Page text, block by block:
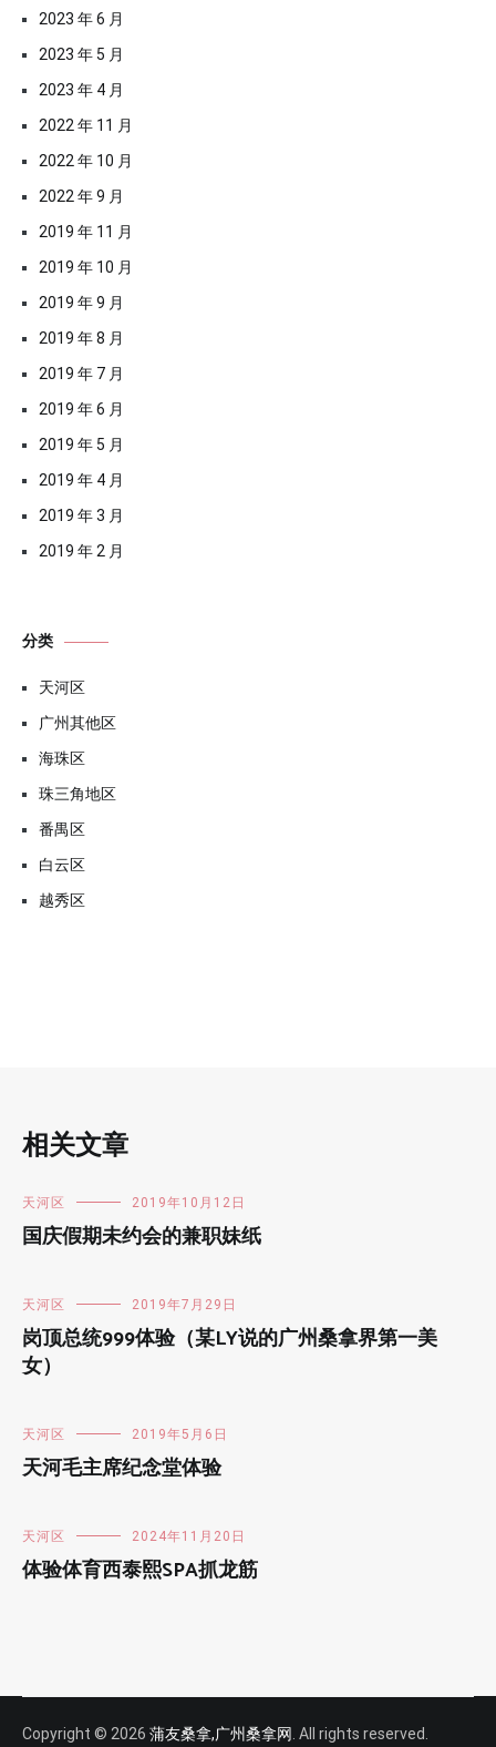
2023 年 6 月
2023 年 5 月
2023 年 4 月
2022 年 11 月
2022 年 10 月
2022 年 9 月
2019 年 11 月
2019 年 10 月
2019 年 9 月
2019 年 8 月
2019 年 7 月
2019 年 6 月
2019 年 5 月
2019 年 4 月
2019 年 3 月
2019 年 2 月
分类
天河区
广州其他区
海珠区
珠三角地区
番禺区
白云区
越秀区
相关文章
天河区 2019年10月12日
国庆假期未约会的兼职妹纸
天河区 2019年7月29日
岗顶总统999体验（某LY说的广州桑拿界第一美
女）
天河区 2019年5月6日
天河毛主席纪念堂体验
天河区 2024年11月20日
体验体育西泰熙SPA抓龙筋
Copyright © 2026 蒲友桑拿,广州桑拿网 . All rights reserved.